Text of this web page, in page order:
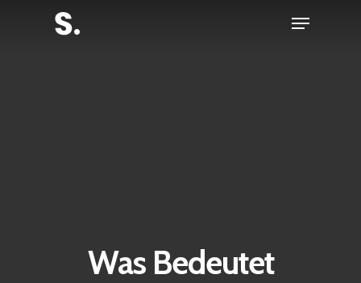
Menu
Was Bedeutet